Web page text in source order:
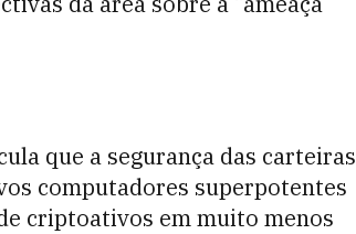
que a segurança das carteiras
computadores superpotentes
criptoativos em muito menos